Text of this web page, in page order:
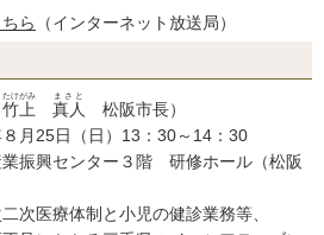
ちら （インターネット放送局）
竹上
たけがみ
真人
まさと
松阪市長）
25日（日）13：30～14：30
興センター３階 研修ホール（松阪
医療体制と小児の健診業務等、